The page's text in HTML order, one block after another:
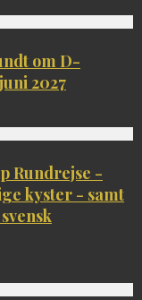
om D-
2027
Rundrejse -
kyster - samt